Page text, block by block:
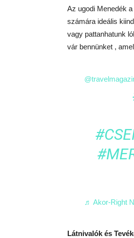
Az ugodi Menedék
számára ideális
vagy pattanhatunk
vár bennünket ,
♬ Akor-Right
Látnivalók és